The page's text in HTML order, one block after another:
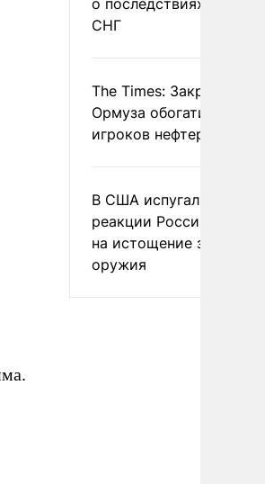
о последствиях выхода
СНГ
The Times: Закрытие
Ормуза обогатило
игроков нефтерынка
В США испугались
реакции России и
на истощение запасов
оружия